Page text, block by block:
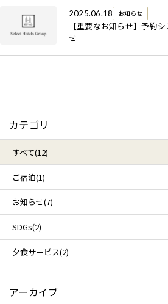
2025.06.18 お知らせ
【重要なお知らせ】予約
せ
カテゴリ
すべて(12)
ご宿泊(1)
お知らせ(7)
SDGs(2)
夕食サービス(2)
アーカイブ